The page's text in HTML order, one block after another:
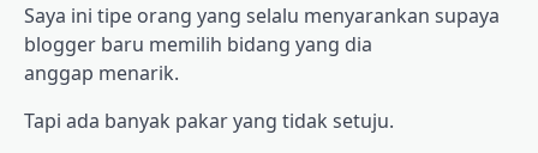
Saya ini tipe orang yang selalu menyarankan supaya
blogger baru memilih bidang yang dia
anggap menarik.
Tapi ada banyak pakar yang tidak setuju.